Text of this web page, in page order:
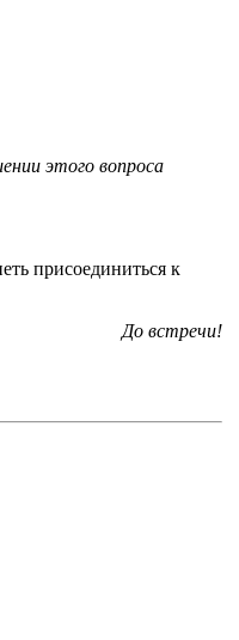
этого вопроса
присоединиться к
До встречи!